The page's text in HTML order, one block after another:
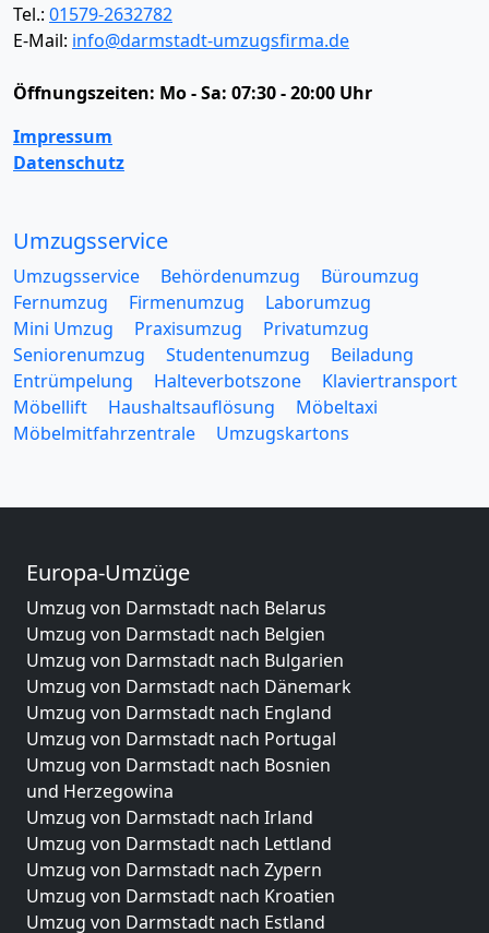
Tel.: 01579-2632782
E-Mail: info@darmstadt-umzugsfirma.de
Öffnungszeiten: Mo - Sa: 07:30 - 20:00 Uhr
Impressum
Datenschutz
Umzugsservice
Umzugsservice Behördenumzug
Büroumzug
Fernumzug
Firmenumzug
Laborumzug
Mini Umzug
Praxisumzug
Privatumzug
Seniorenumzug
Studentenumzug
Beiladung
Entrümpelung
Halteverbotszone
Klaviertransport
Möbellift
Haushaltsauflösung
Möbeltaxi
Möbelmitfahrzentrale
Umzugskartons
Europa-Umzüge
Umzug von Darmstadt nach Belarus
Umzug von Darmstadt nach Belgien
Umzug von Darmstadt nach Bulgarien
Umzug von Darmstadt nach Dänemark
Umzug von Darmstadt nach England
Umzug von Darmstadt nach Portugal
Umzug von Darmstadt nach Bosnien
und Herzegowina
Umzug von Darmstadt nach Irland
Umzug von Darmstadt nach Lettland
Umzug von Darmstadt nach Zypern
Umzug von Darmstadt nach Kroatien
Umzug von Darmstadt nach Estland